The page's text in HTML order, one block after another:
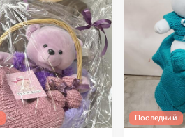
Последний